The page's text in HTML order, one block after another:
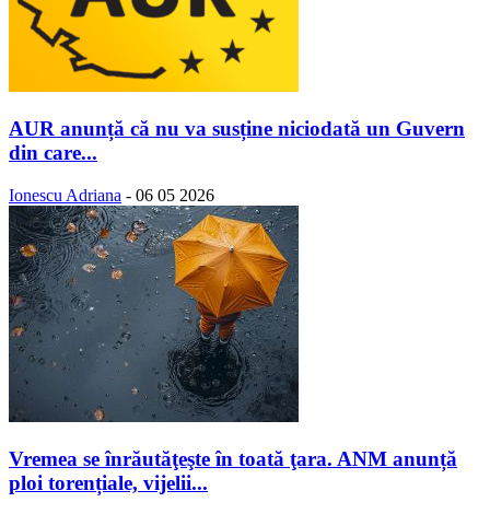
AUR anunță că nu va susține niciodată un Guvern
din care...
Ionescu Adriana - 06 05 2026
Vremea se înrăutăţeşte în toată ţara. ANM anunță
ploi torențiale, vijelii...